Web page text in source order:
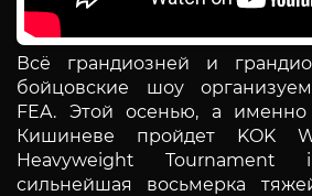
Всё грандиозней и
бойцовские шоу
FEA. Этой осенью, а
Кишиневе пройдет KOK
Heavyweight
сильнейшая восьмерка